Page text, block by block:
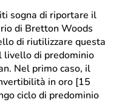
sogna di riportare il
di Bretton Woods
di riutilizzare questa
livello di predominio
Nel primo caso, il
in oro [15
ciclo di predominio